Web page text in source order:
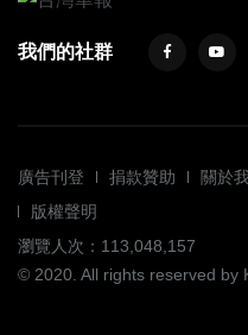
我們的社群
廣告刊登 捐款贊助 關於
版權聲明
瀏覽人次：113,048,157
© 2020. All rights reserved by